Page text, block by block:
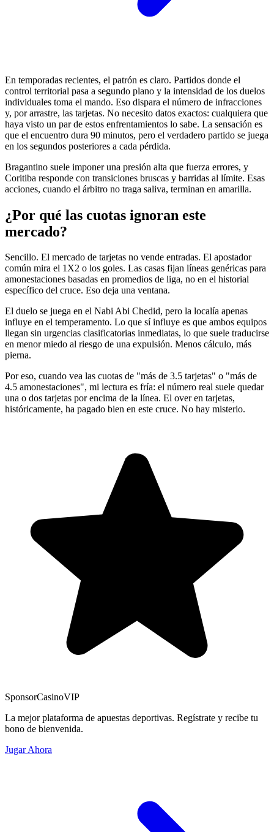
En temporadas recientes, el patrón es claro. Partidos donde el
control territorial pasa a segundo plano y la intensidad de los duelos
individuales toma el mando. Eso dispara el número de infracciones
y, por arrastre, las tarjetas. No necesito datos exactos: cualquiera que
haya visto un par de estos enfrentamientos lo sabe. La sensación es
que el encuentro dura 90 minutos, pero el verdadero partido se juega
en los segundos posteriores a cada pérdida.
Bragantino suele imponer una presión alta que fuerza errores, y
Coritiba responde con transiciones bruscas y barridas al límite. Esas
acciones, cuando el árbitro no traga saliva, terminan en amarilla.
¿Por qué las cuotas ignoran este
mercado?
Sencillo. El mercado de tarjetas no vende entradas. El apostador
común mira el 1X2 o los goles. Las casas fijan líneas genéricas para
amonestaciones basadas en promedios de liga, no en el historial
específico del cruce. Eso deja una ventana.
El duelo se juega en el Nabi Abi Chedid, pero la localía apenas
influye en el temperamento. Lo que sí influye es que ambos equipos
llegan sin urgencias clasificatorias inmediatas, lo que suele traducirse
en menor miedo al riesgo de una expulsión. Menos cálculo, más
pierna.
Por eso, cuando vea las cuotas de "más de 3.5 tarjetas" o "más de
4.5 amonestaciones", mi lectura es fría: el número real suele quedar
una o dos tarjetas por encima de la línea. El over en tarjetas,
históricamente, ha pagado bien en este cruce. No hay misterio.
SponsorCasinoVIP
La mejor plataforma de apuestas deportivas. Regístrate y recibe tu
bono de bienvenida.
Jugar Ahora